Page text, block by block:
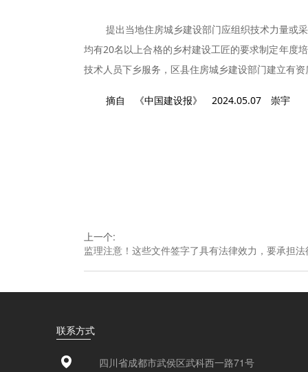
提出当地住房城乡建设部门应组织技术力量或
均有20名以上合格的乡村建设工匠的要求制定年度
技术人员下乡服务，区县住房城乡建设部门建立有
摘自 《中国建设报》 2024.05.07 崇宇
上一个:
监理注意！这些文件签字了具有法律效力，要承担
联系方式
四川省成都市武侯区武科西一路71号